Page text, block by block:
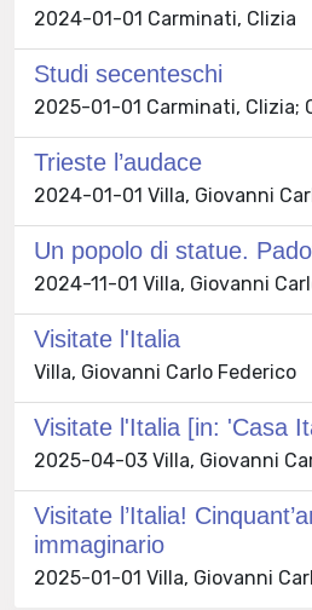
2024-01-01 Carminati, Clizia
Studi secenteschi
2025-01-01 Carminati, Clizia;
Trieste l’audace
2024-01-01 Villa, Giovanni
Un popolo di statue.
2024-11-01 Villa, Giovanni
Visitate l'Italia
Villa, Giovanni Carlo Federico
Visitate l'Italia [in: 'Casa
2025-04-03 Villa, Giovanni
Visitate l’Italia!
immaginario
2025-01-01 Villa, Giovanni